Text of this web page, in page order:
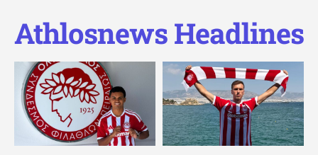
Athlosnews Headlines